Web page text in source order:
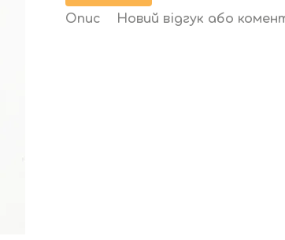
Опис Новий відгук або